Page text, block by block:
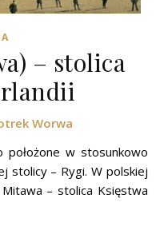
– stolica
Worwa
położone w stosunkowo
stolicy – Rygi. W polskiej
– stolica Księstwa